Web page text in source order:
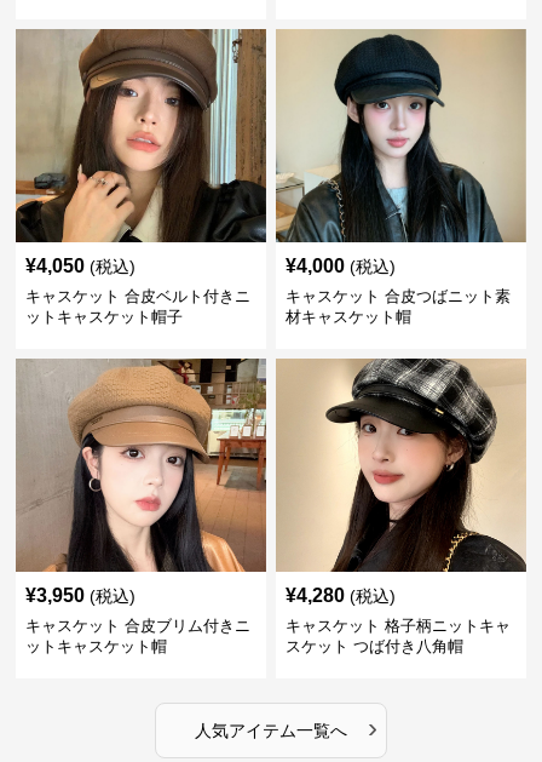
¥4,050 (税込)
キャスケット 合皮ベルト付きニ
ットキャスケット帽子
¥4,000 (税込)
キャスケット 合皮つばニット素
材キャスケット帽
¥3,950 (税込)
キャスケット 合皮ブリム付きニ
ットキャスケット帽
¥4,280 (税込)
キャスケット 格子柄ニットキャ
スケット つば付き八角帽
人気アイテム一覧へ ›